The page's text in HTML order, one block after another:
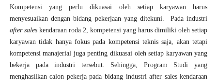
Kompetensi yang perlu dikuasai oleh setiap karyawan harus
menyesuaikan dengan bidang pekerjaan yang ditekuni. Pada industri
after saleskendaraan roda 2, kompetensi yang harus dimiliki oleh setiap
karyawan tidak hanya fokus pada kompetensi teknis saja, akan tetapi
kompetensi manajerial juga penting dikuasai oleh setiap karyawan yang
bekerja pada industri tersebut. Sehingga, Program Studi yang
menghasilkan calon pekerja pada bidang industri after sales kendaraan